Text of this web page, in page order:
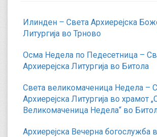
Илинден – Света Архиерејска
Литургија во Трново
Осма Недела по Педесетница –
Архиерејска Литургија во Битола
Света великомаченица Недела –
Архиерејска Литургија во храмот
Великомаченица Недела“ во
Архиерејска Вечерна богослужба